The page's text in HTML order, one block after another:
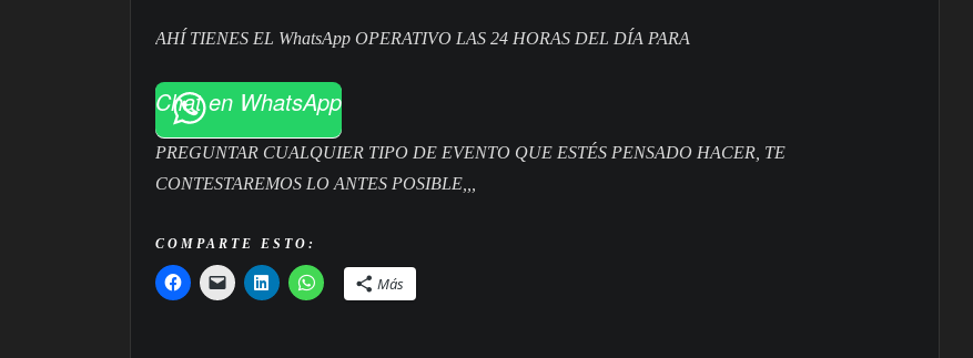
AHÍ TIENES EL WhatsApp OPERATIVO LAS 24 HORAS DEL DÍA PARA
Chat en WhatsApp
PREGUNTAR CUALQUIER TIPO DE EVENTO QUE ESTÉS PENSADO HACER, TE
CONTESTAREMOS LO ANTES POSIBLE,,,
COMPARTE ESTO:
Más